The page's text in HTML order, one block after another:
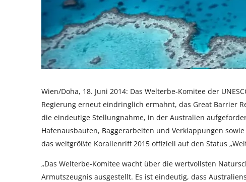
Wien/Doha, 18. Juni 2014: Das Welterbe-Komitee der
Regierung erneut eindringlich ermahnt, das Great Barrier
die eindeutige Stellungnahme, in der Australien
Hafenausbauten, Baggerarbeiten und Verklappungen
das weltgrößte Korallenriff 2015 offiziell auf den Status
„Das Welterbe-Komitee wacht über die wertvollsten
Armutszeugnis ausgestellt. Es ist eindeutig, dass